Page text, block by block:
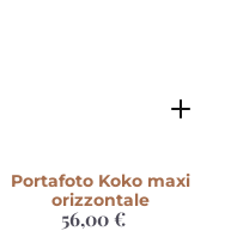
Portafoto Koko maxi
orizzontale
Prezzo
56,00 €